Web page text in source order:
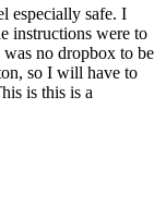
especially safe. I
instructions were to
no dropbox to be
so I will have to
is this is a